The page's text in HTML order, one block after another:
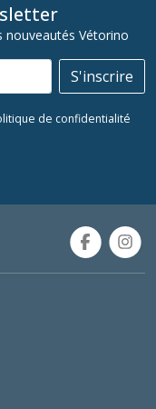
nouveautés Vétorino
S'inscrire
de confidentialité